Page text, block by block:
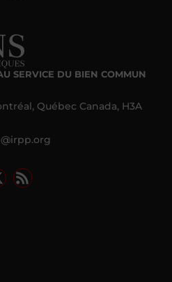
SERVICE DU BIEN COMMUN
Québec Canada, H3A